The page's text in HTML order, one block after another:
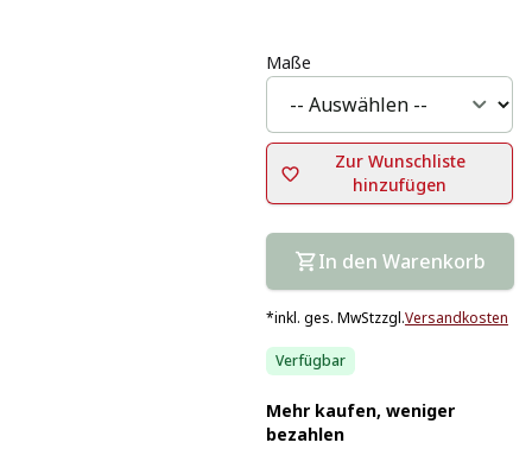
Maße
Zur Wunschliste
hinzufügen
In den Warenkorb
*inkl. ges. MwStzzgl.Versandkosten
Verfügbar
Mehr kaufen, weniger
bezahlen